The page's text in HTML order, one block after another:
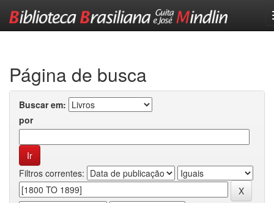
Página de busca
Buscar em:
por
Filtros correntes: